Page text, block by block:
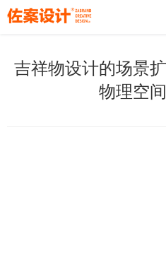
吉祥物设计的场景
物理空